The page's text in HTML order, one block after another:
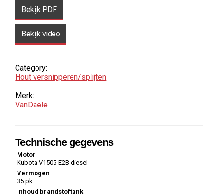
Bekijk PDF
Bekijk video
Category:
Hout­ versnipperen/splijten
Merk:
VanDaele
Technische gegevens
Motor
Kubota V1505-E2B diesel
Vermogen
35 pk
Inhoud brandstoftank